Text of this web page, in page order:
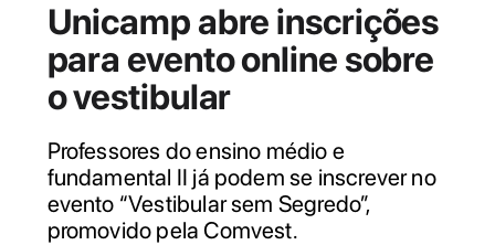
Unicamp abre inscrições
para evento online sobre
o vestibular
Professores do ensino médio e
fundamental II já podem se inscrever no
evento “Vestibular sem Segredo”,
promovido pela Comvest.